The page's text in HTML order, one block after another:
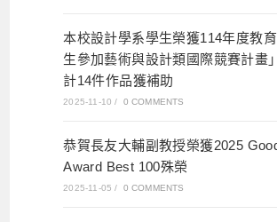
本校設計學系學生榮獲114年度教
生參加藝術與設計類國際競賽計畫
計14件作品獲補助
2025-11-10 / 0 COMMENTS
恭賀長友大輔副教授榮獲2025
Award Best 100殊榮
2025-11-05 / 0 COMMENTS